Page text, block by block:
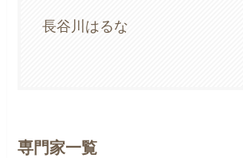
長谷川はるな
専門家一覧